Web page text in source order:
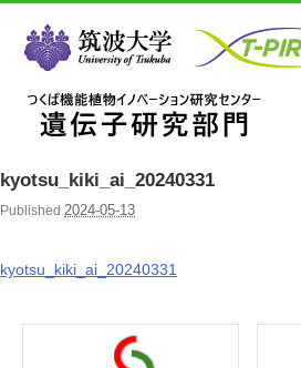
kyotsu_kiki_ai_20240331
Published 2024-05-13
kyotsu_kiki_ai_20240331